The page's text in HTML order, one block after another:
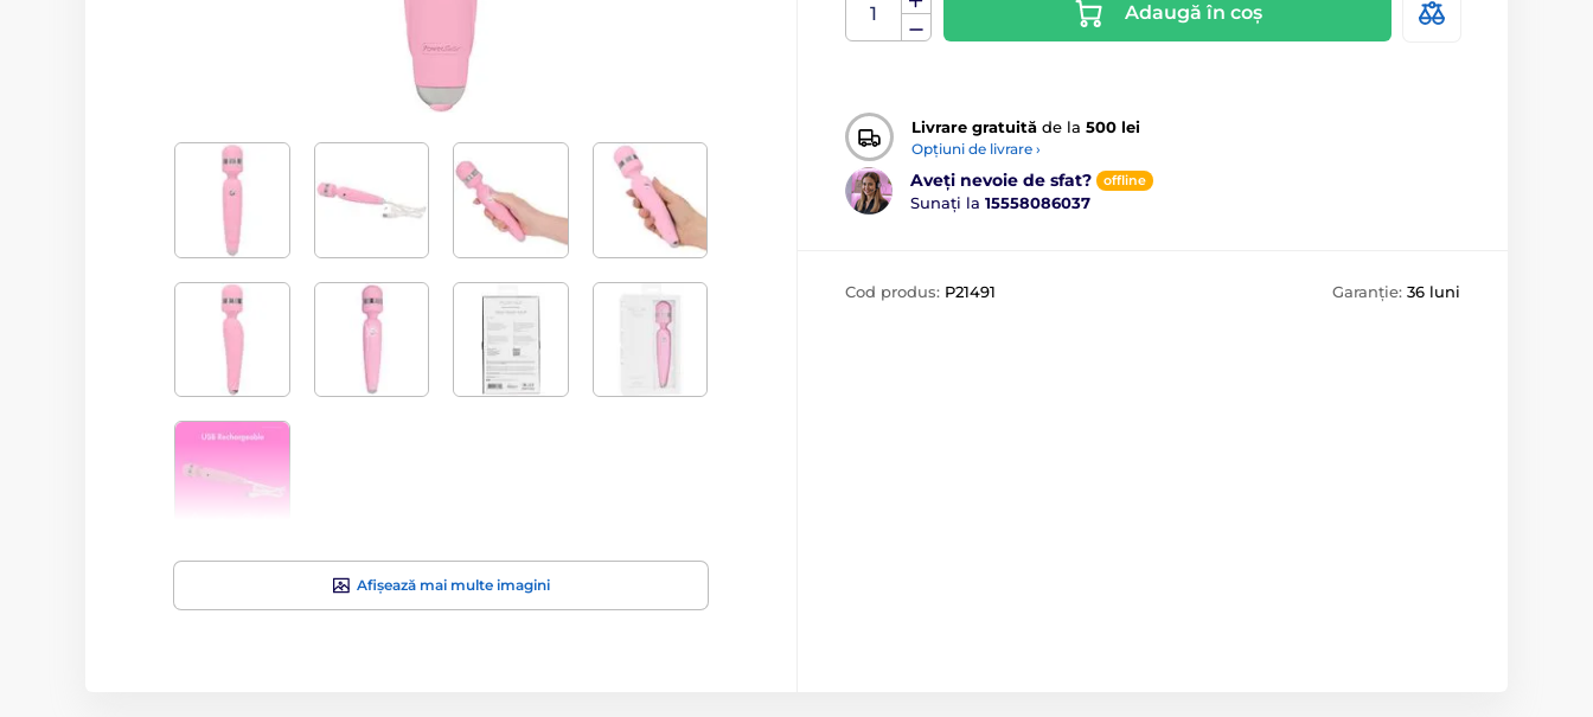
Afișează mai multe imagini
Adaugă în coș
Livrare gratuită de la 500 lei
Opțiuni de livrare ›
Aveți nevoie de sfat? offline
Sunați la 15558086037
Cod produs: P21491 Garanție: 36 luni